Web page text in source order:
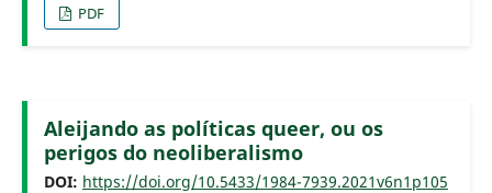
PDF
Aleijando as políticas queer, ou os
perigos do neoliberalismo
DOI: https://doi.org/10.5433/1984-7939.2021v6n1p105